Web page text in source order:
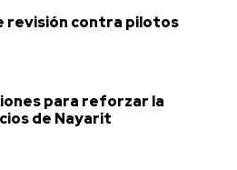
revisión contra pilotos
para reforzar la
de Nayarit